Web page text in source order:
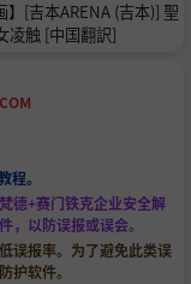
】[吉本ARENA (吉本)] 聖
凌触 [中国翻訳]
。
德+赛门铁克企业安全解
，以防误报或误会。
误报率。为了避免此类误
护软件。